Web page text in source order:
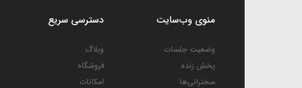
منوی وب‌سایت
وضعیت جلسات
پخش زنده
سخنرانی‌ها
دسترسی سریع
وبلاگ
فروشگاه
امکانات